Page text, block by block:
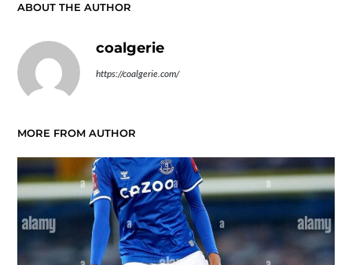
ABOUT THE AUTHOR
coalgerie
https://coalgerie.com/
MORE FROM AUTHOR